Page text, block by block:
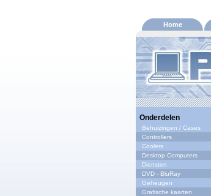
Home
Onderdelen
Behuizingen / Cases
Controllers
Coolers
Desktop Computers
Diensten
DVD - BluRay
Geheugen
Grafische kaarten